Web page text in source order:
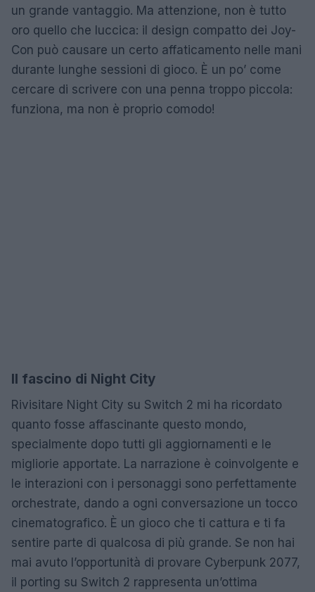
un grande vantaggio. Ma attenzione, non è tutto
oro quello che luccica: il design compatto dei Joy-
Con può causare un certo affaticamento nelle mani
durante lunghe sessioni di gioco. È un po’ come
cercare di scrivere con una penna troppo piccola:
funziona, ma non è proprio comodo!
Il fascino di Night City
Rivisitare Night City su Switch 2 mi ha ricordato
quanto fosse affascinante questo mondo,
specialmente dopo tutti gli aggiornamenti e le
migliorie apportate. La narrazione è coinvolgente e
le interazioni con i personaggi sono perfettamente
orchestrate, dando a ogni conversazione un tocco
cinematografico. È un gioco che ti cattura e ti fa
sentire parte di qualcosa di più grande. Se non hai
mai avuto l’opportunità di provare Cyberpunk 2077,
il porting su Switch 2 rappresenta un’ottima